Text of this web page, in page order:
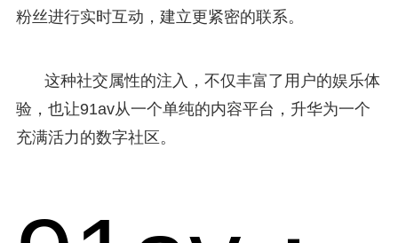
粉丝进行实时互动，建立更紧密的联系。
这种社交属性的注入，不仅丰富了用户的娱乐体
验，也让91av从一个单纯的内容平台，升华为一个
充满活力的数字社区。